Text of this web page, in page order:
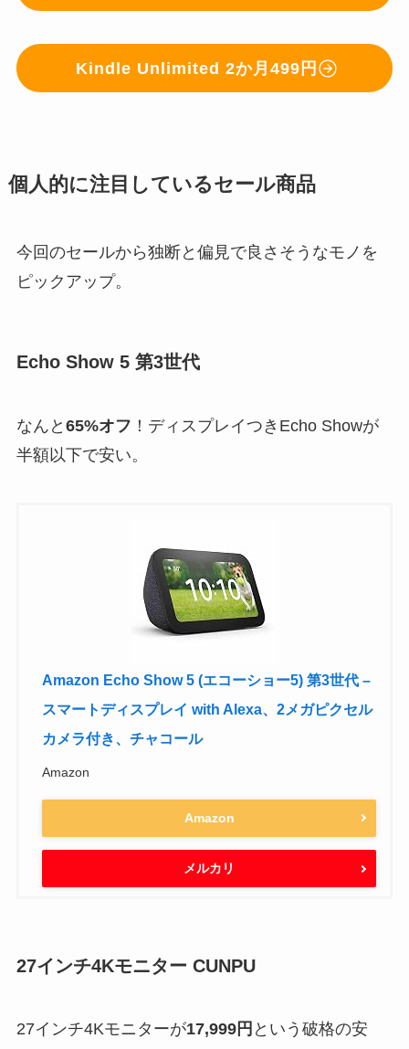
Kindle Unlimited 2か月499円
個人的に注目しているセール商品
今回のセールから独断と偏見で良さそうなモノを
ピックアップ。
Echo Show 5 第3世代
なんと 65%オフ ！ディスプレイつきEcho Showが
半額以下で安い。
Amazon Echo Show 5 (エコーショー5) 第3世代 –
スマートディスプレイ with Alexa、2メガピクセル
カメラ付き、チャコール
Amazon
Amazon
メルカリ
27インチ4Kモニター CUNPU
27インチ4Kモニターが17,999円 という破格の安